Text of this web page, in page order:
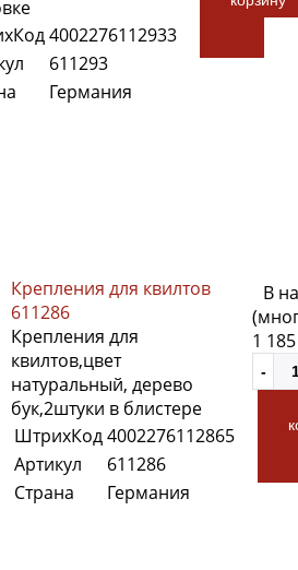
4002276112933
611293
Германия
Крепления для квилтов
611286
Крепления для
квилтов,цвет
натуральный, дерево
бук,2штуки в блистере
ШтрихКод4002276112865
Артикул
611286
Страна
Германия
В
1